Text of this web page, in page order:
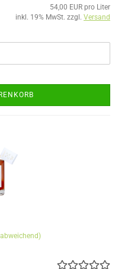
54,00 EUR pro Liter
inkl. 19% MwSt. zzgl. Versand